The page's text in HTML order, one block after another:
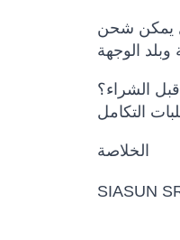
الشراء؟
الخلاصة